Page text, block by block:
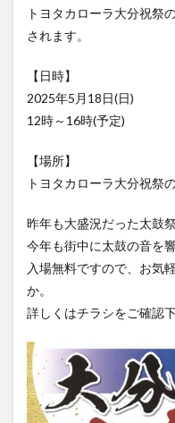
トヨタカローラ大分祝祭
されます。
【日時】
2025年5月18日(日)
12時～16時(予定)
【場所】
トヨタカローラ大分祝祭
昨年も大盛況だった太鼓祭
今年も街中に太鼓の音を
入場無料ですので、お気
か。
詳しくはチラシをご確認下
ヘルシー
ラバーダック
佐伯市
保護猫
催事
別府市
別府観光
古着
台湾料理
国東市
地獄めぐり
大分グルメ
大分三好ヴァイセアド
大分県
大分県立美
大分駅近く
大神フ